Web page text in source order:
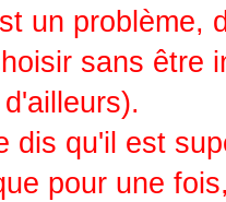
un problème,
sans être
dis qu'il est
pour une